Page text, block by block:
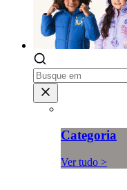
Categoria
Ver tudo >